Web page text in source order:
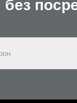
без